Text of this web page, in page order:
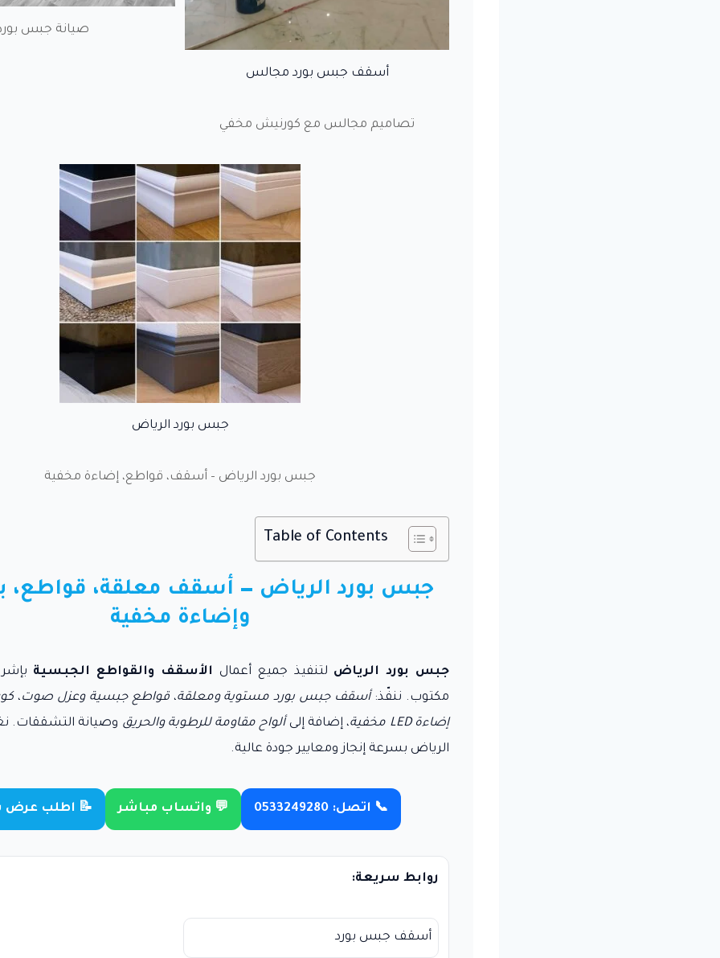
أسقف جبس بورد مجالس
تصاميم مجالس مع كورنيش مخفي
صيانة جبس
جبس بورد الرياض
جبس بورد الرياض – أسقف، قواطع، إضاءة مخفية
Table of Contents
جبس بورد الرياض — أسقف معلقة، قواطع،
وإضاءة مخفية
جبس بورد الرياض لتنفيذ جميع أعمال الأسقف والقواطع الجبسية
مكتوب. ننفّذ:أسقف جبس بورد مستوية ومعلقة،قواطع جبسية وعزل صوت،
إضاءة LED مخفية
، إضافة إلىألواح مقاومة للرطوبة والحريق وصيانة التشققات.
الرياض بسرعة إنجاز ومعايير جودة عالية.
📞 اتصل: 0533249280 💬 واتساب مباشر 📝 اطلب عرض
روابط سريعة:
أسقف جبس بورد